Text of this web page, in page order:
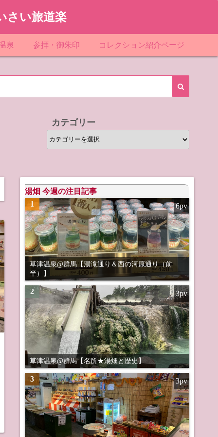
さい旅道楽
泉
ル
・ビジネスホテル
参拝・御朱印 コレクション紹介ページ
「東北」道の駅スタンプ一覧
カテゴリー
カ
テ
ー
湯畑 今週の注目記事
1
草津温泉@群馬【湯滝通り＆西の河原通り（前
半）】
6pv
2
草津温泉@群馬【名所★湯畑と歴史】
3pv
3 3pv